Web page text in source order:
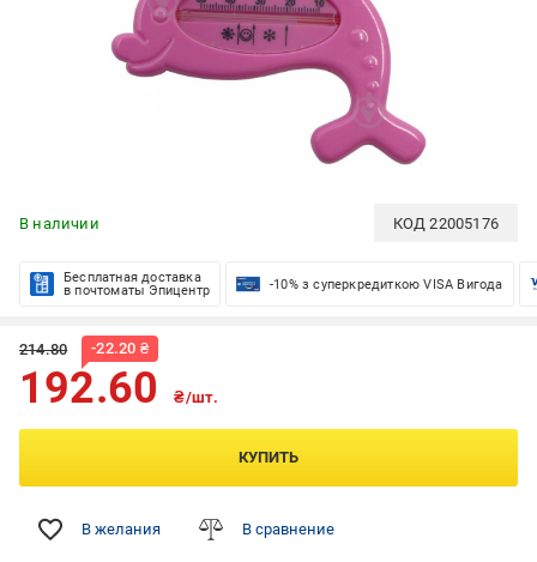
В наличии КОД22005176
Бесплатная доставка
в почтоматы Эпицентр
-10% з суперкредиткою VISA Вигода
214.80 -22.20 ₴
192.60 ₴/шт.
КУПИТЬ
В желания В сравнение